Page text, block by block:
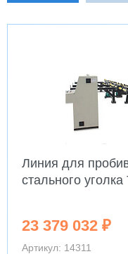
Линия для
стального
23 379 032 ₽
Артикул: 14311